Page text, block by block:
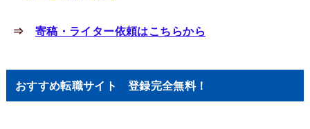
⇒ 寄稿・ライター依頼はこちらから
おすすめ転職サイト 登録完全無料！